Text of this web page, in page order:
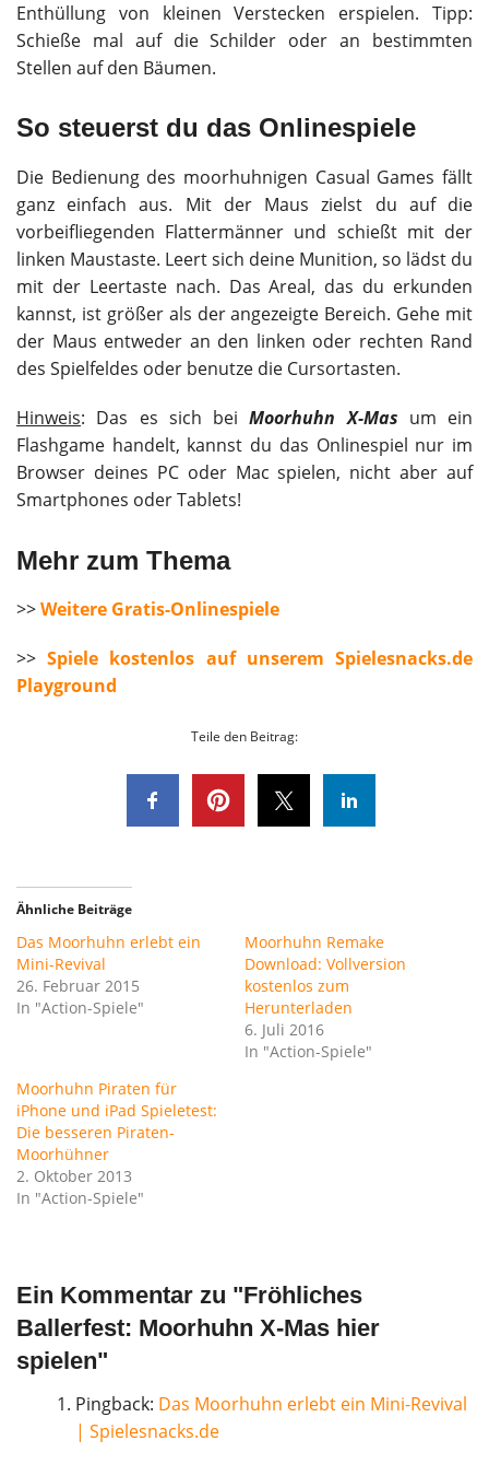
Enthüllung von kleinen Verstecken erspielen. Tipp:
Schieße mal auf die Schilder oder an bestimmten
Stellen auf den Bäumen.
So steuerst du das Onlinespiele
Die Bedienung des moorhuhnigen Casual Games fällt
ganz einfach aus. Mit der Maus zielst du auf die
vorbeifliegenden Flattermänner und schießt mit der
linken Maustaste. Leert sich deine Munition, so lädst du
mit der Leertaste nach. Das Areal, das du erkunden
kannst, ist größer als der angezeigte Bereich. Gehe mit
der Maus entweder an den linken oder rechten Rand
des Spielfeldes oder benutze die Cursortasten.
Hinweis: Das es sich beiMoorhuhn X-Mas um ein
Flashgame handelt, kannst du das Onlinespiel nur im
Browser deines PC oder Mac spielen, nicht aber auf
Smartphones oder Tablets!
Mehr zum Thema
>>Weitere Gratis-Onlinespiele
>>Spiele kostenlos auf unserem Spielesnacks.de
Playground
Teile den Beitrag:
Ähnliche Beiträge
Das Moorhuhn erlebt ein
Mini-Revival
26. Februar 2015
In "Action-Spiele"
Moorhuhn Remake
Download: Vollversion
kostenlos zum
Herunterladen
6. Juli 2016
In "Action-Spiele"
Moorhuhn Piraten für
iPhone und iPad Spieletest:
Die besseren Piraten-
Moorhühner
2. Oktober 2013
In "Action-Spiele"
Ein Kommentar zu "Fröhliches
Ballerfest: Moorhuhn X-Mas hier
spielen"
Pingback: Das Moorhuhn erlebt ein Mini-Revival
| Spielesnacks.de